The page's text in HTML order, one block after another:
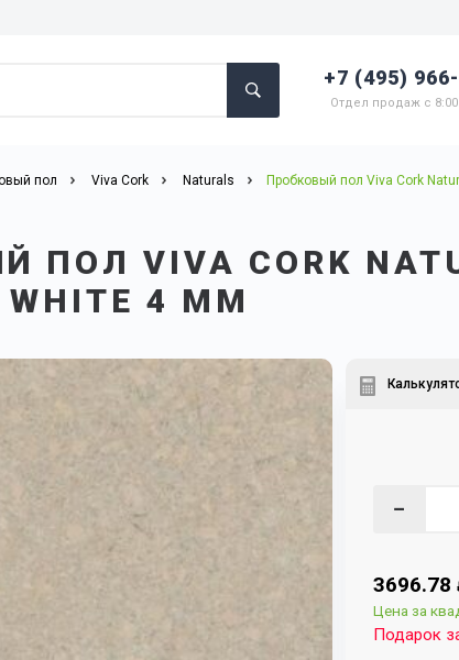
+7 (495)
Отдел продаж с 8:00
пол Viva Cork Naturals Пробковый пол Viva Cork
ПОЛ VIVA CORK
WHITE 4 ММ
−
3696.78
Цена за
Подарок